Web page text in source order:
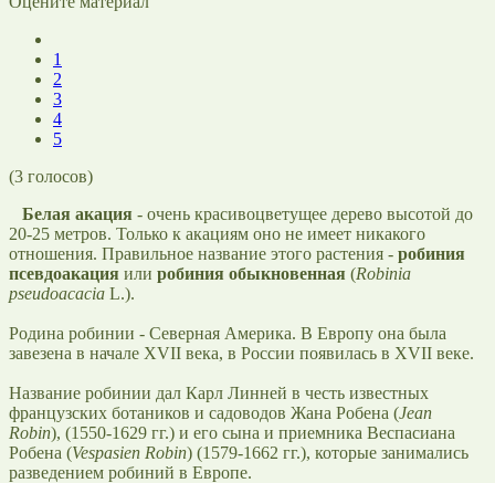
1
2
3
4
5
(3 голосов)
Белая акация - очень красивоцветущее дерево высотой до
20-25 метров. Только к акациям оно не имеет никакого
отношения. Правильное название этого растения - робиния
псевдоакация или робиния обыкновенная (Robinia
pseudoacacia L.).
Родина робинии - Северная Америка. В Европу она была
завезена в начале XVII века, в России появилась в XVII веке.
Название робинии дал Карл Линней в честь известных
французских ботаников и садоводов Жана Робена (Jean
Robin), (1550-1629 гг.) и его сына и приемника Веспасиана
Робена (Vespasien Robin) (1579-1662 гг.), которые занимались
разведением робиний в Европе.